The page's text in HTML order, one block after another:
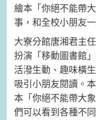
繪本「你絕不能帶
事，和全校小朋友
大寮分館唐湘君主
扮演「移動圖書館
活潑生動、趣味橫
吸引小朋友閱讀。
本「你絕不能帶大
們可以看到各種不